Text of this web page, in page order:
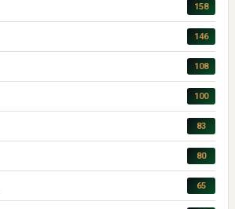
158
146
108
100
83
80
65